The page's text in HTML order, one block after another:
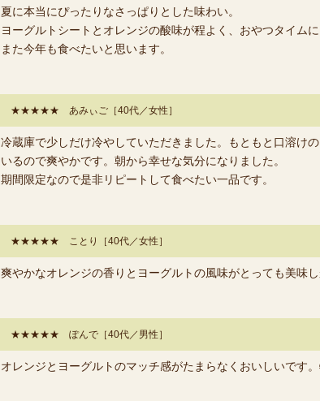
夏に本当にぴったりなさっぱりとした味わい。
ヨーグルトシートとオレンジの酸味が程よく、おやつタイム
また今年も食べたいと思います。
★★★★★ あみぃご［40代／女性］
冷蔵庫で少しだけ冷やしていただきました。もともと口溶け
いるので爽やかです。朝から幸せな気分になりました。
期間限定なので是非リピートして食べたい一品です。
★★★★★ ことり［40代／女性］
爽やかなオレンジの香りとヨーグルトの風味がとっても美味
★★★★★ ぽんで［40代／男性］
オレンジとヨーグルトのマッチ感がたまらなくおいしいです